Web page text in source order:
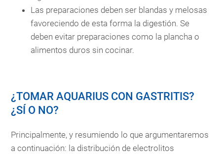
Las preparaciones deben ser blandas y melosas
favoreciendo de esta forma la digestión. Se
deben evitar preparaciones como la plancha o
alimentos duros sin cocinar.
¿TOMAR AQUARIUS CON GASTRITIS?
¿SÍ O NO?
Principalmente, y resumiendo lo que argumentaremos
a continuación: la distribución de electrolitos